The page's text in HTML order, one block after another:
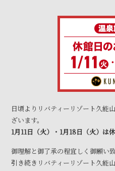
日頃よりリバティーリゾート久能
ざいます。
1月11日（火）・1月18日（火）は
御理解と御了承の程宜しく御願い致
引き続きリバティーリゾート久能